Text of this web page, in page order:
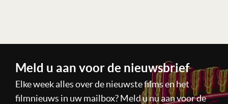
Meld u aan voor de nieuwsbrief
Elke week alles over de nieuwste films en het
filmnieuws in uw mailbox? Meld u nu aan voor de